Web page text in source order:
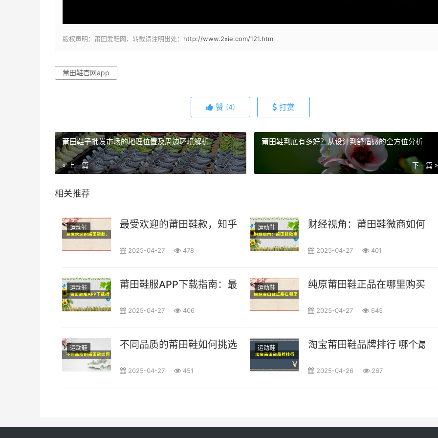
版权声明：莆田爱鞋网，转载请注明出处： http://www.2xie.com/121.html
莆田鞋官网app
赞 (4) 打赏
莆田鞋子批发市场的地理位置及周边环境解析
« 上一篇
莆田鞋到底有多好？从设计到舒适感的全方位分析
下一篇 »
相关推荐
运动鞋 最受欢迎的莆田鞋款，知乎上用户的推荐清单
2025-04-27 478
运动鞋 财经视角：莆田鞋微商如何
2025-04-27 401
运动鞋 莆田鞋服APP下载指南：最全面的购物体验
2025-04-27 406
运动鞋 纯原莆田鞋正品在哪里购买最
2025-04-27 645
运动鞋 不同品质的莆田鞋如何挑选最适合你
2025-04-27 451
运动鞋 淘宝莆田鞋品牌排行 哪个最
2025-04-26 267